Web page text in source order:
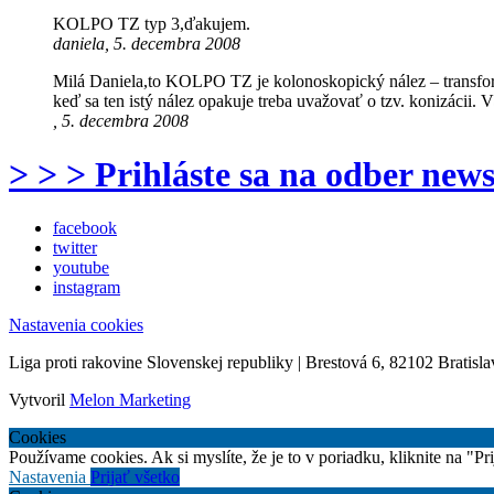
KOLPO TZ typ 3,ďakujem.
daniela, 5. decembra 2008
Milá Daniela,to KOLPO TZ je kolonoskopický nález –
keď sa ten istý nález opakuje treba uvažovať o tzv. konizácii.
, 5. decembra 2008
> > > Prihláste sa na odber
facebook
twitter
youtube
instagram
Nastavenia cookies
Liga proti rakovine Slovenskej republiky | Brestová 6, 82102
Vytvoril Melon Marketing
Cookies
Používame cookies. Ak si myslíte, že je to v poriadku, kliknite na
Nastavenia Prijať všetko